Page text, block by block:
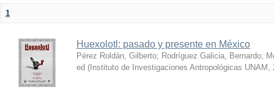
1
Huexolotl: pasado y presente en México
Pérez Roldán, Gilberto; Rodríguez Galicia, Bernardo;
ed ( Instituto de Investigaciones Antropológicas UNAM ,